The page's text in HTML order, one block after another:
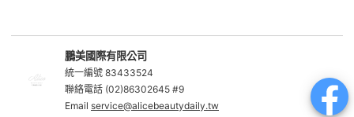
鵬美國際有限公司
統一編號 83433524
聯絡電話 (02)86302645 #9
Email service@alicebeautydaily.tw